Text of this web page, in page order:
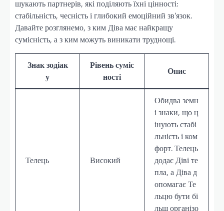
шукають партнерів, які поділяють їхні цінності:
стабільність, чесність і глибокий емоційний зв’язок.
Давайте розглянемо, з ким Діва має найкращу
сумісність, а з ким можуть виникати труднощі.
Знак зодіак
у
Рівень суміс
ності
Опис
Телець Високий
Обидва земн
і знаки, що ц
інують стабі
льність і ком
форт. Телець
додає Діві те
пла, а Діва д
опомагає Те
льцю бути бі
льш організо